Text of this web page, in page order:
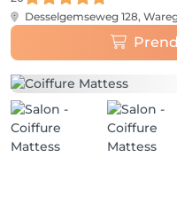
Desselgemseweg 128,